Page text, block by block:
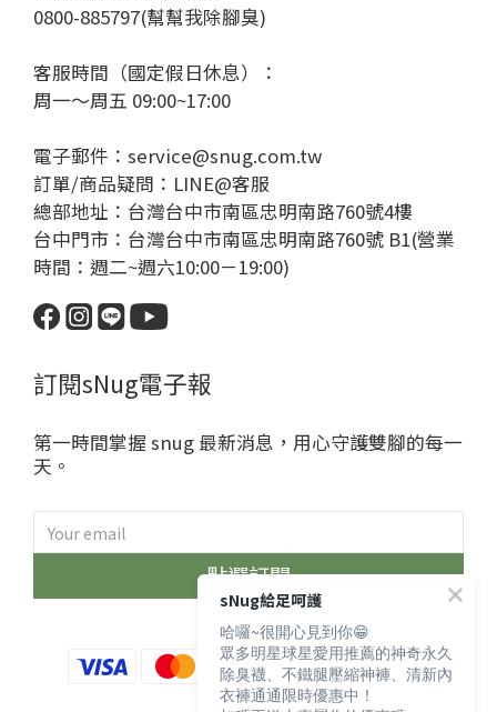
0800-885797(幫幫我除腳臭)
客服時間（國定假日休息）：
周一～周五 09:00~17:00
電子郵件：service@snug.com.tw
訂單/商品疑問： LINE@客服
總部地址：台灣台中市南區忠明南路760號4樓
台中門市：台灣台中市南區忠明南路760號 B1(營業
時間：週二~週六10:00－19:00)
訂閱sNug電子報
第一時間掌握 snug 最新消息，用心守護雙腳的每一
天。
點選訂閱
sNug給足呵護
哈囉~很開心見到你😁
眾多明星球星愛用推薦的神奇永久
除臭襪、不鐵腿壓縮神褲、清新內
衣褲通通限時優惠中！